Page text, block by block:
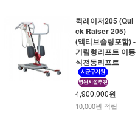
퀵레이저205 (Qui
ck Raiser 205)
(액티브슬링포함) -
기립형리프트 이동
식전동리프트
4,900,000원
10,000원 적립